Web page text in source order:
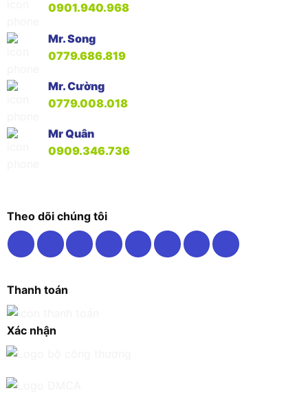
0901.940.968
Mr. Song
0779.686.819
Mr. Cường
0779.008.018
Mr Quân
0909.346.736
Theo dõi chúng tôi
Thanh toán
Xác nhận